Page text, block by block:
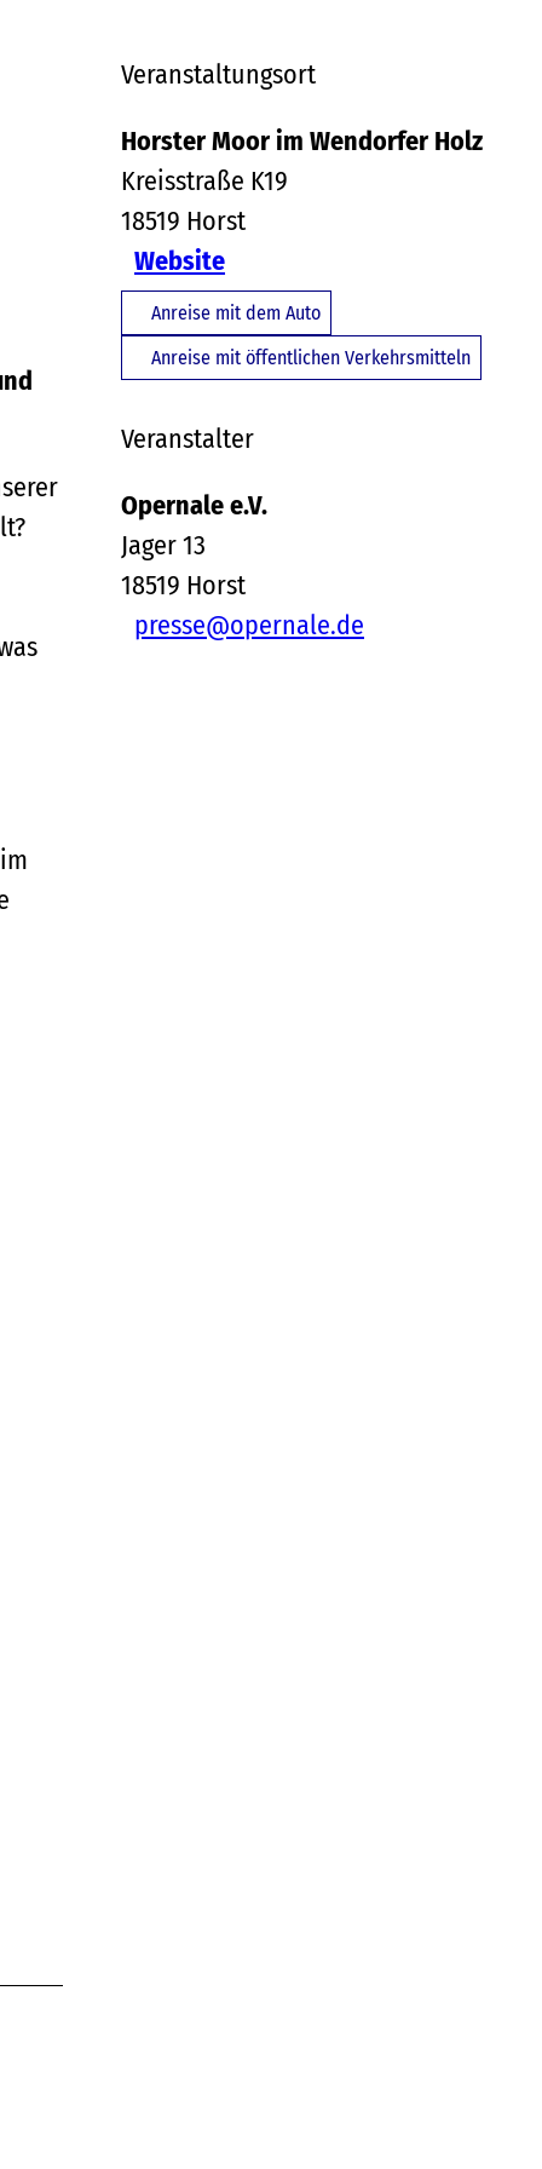
Veranstaltungsort
Horster Moor im Wendorfer Holz
Kreisstraße K19
18519 Horst
Website
Anreise mit dem Auto
Anreise mit öffentlichen Verkehrsmitteln
Veranstalter
Opernale e.V.
Jager 13
18519 Horst
presse@opernale.de